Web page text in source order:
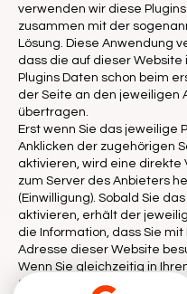
verwenden wir diese
zusammen mit der
Lösung. Diese Anwendung
dass die auf dieser
Plugins Daten schon beim
der Seite an den jeweiligen
übertragen.
Erst wenn Sie das jeweilige
Anklicken der zugehörigen
aktivieren, wird eine direkte
zum Server des Anbieters
(Einwilligung). Sobald Sie das
aktivieren, erhält der
die Information, dass Sie mit
Adresse dieser Website
Wenn Sie gleichzeitig in
Social-Media-Account (z. B.